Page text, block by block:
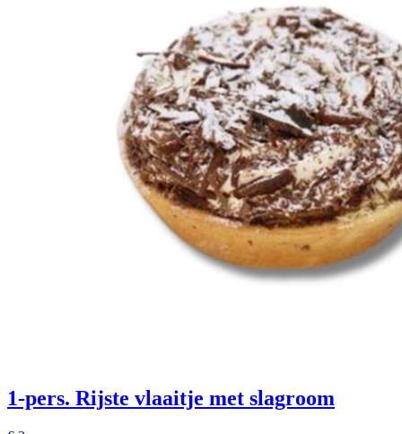
1-pers. Rijste vlaaitje met slagroom